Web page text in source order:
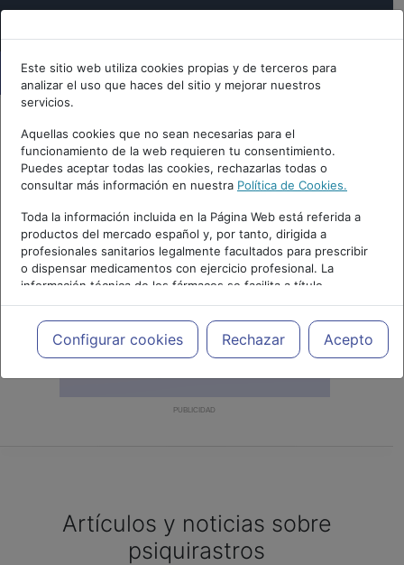
Este sitio web utiliza cookies propias y de terceros para
analizar el uso que haces del sitio y mejorar nuestros
servicios.
Aquellas cookies que no sean necesarias para el
funcionamiento de la web requieren tu consentimiento.
Puedes aceptar todas las cookies, rechazarlas todas o
consultar más información en nuestra Política de Cookies.
Toda la información incluida en la Página Web está referida a
productos del mercado español y, por tanto, dirigida a
profesionales sanitarios legalmente facultados para prescribir
o dispensar medicamentos con ejercicio profesional. La
información técnica de los fármacos se facilita a título
meramente informativo, siendo responsabilidad de los
profesionales facultados prescribir medicamentos y decidir, en
cada caso concreto, el tratamiento más adecuado a las
necesidades del paciente.
Configurar cookies Rechazar Acepto
PUBLICIDAD
Artículos y noticias sobre
psiquirastros